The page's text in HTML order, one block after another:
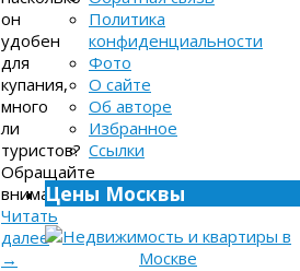
он
удобен
для
купания,
много
ли
туристов?
Обращайте
внимание…
Читать
далее
→
Политика
конфиденциальности
Фото
О сайте
Об авторе
Избранное
Ссылки
Цены Москвы